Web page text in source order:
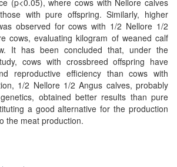
(p<0.05), where cows with Nellore calves
with pure offspring. Similarly, higher
observed for cows with 1/2 Nellore 1/2
cows, evaluating kilogram of weaned calf
It has been concluded that, under the
cows with crossbreed offspring have
reproductive efficiency than cows with
1/2 Nellore 1/2 Angus calves, probably
obtained better results than pure
a good alternative for the production
the meat production.